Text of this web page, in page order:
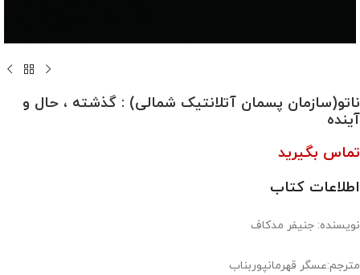
ناتو(سازمان پسمان آتلانتیک شمالی) : گذشته ، حال و
آینده
تماس بگیرید
اطلاعات کتاب
نویسنده: جنیفر مدکاف
مترجم:عسگر قهرمانپوربناب